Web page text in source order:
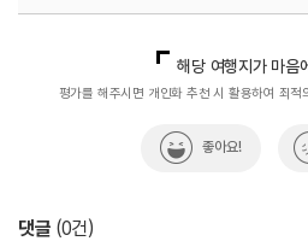
지역콘텐츠육성팀(반려동물동반여행)
02-
해당 여행지가 마음
평가를 해주시면 개인화 추천 시 활용하여 최적
좋아요!
댓글 (0건)